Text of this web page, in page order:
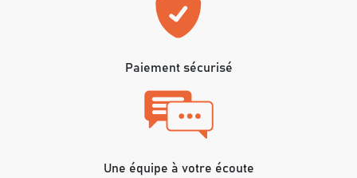
Paiement sécurisé
Une équipe à votre écoute